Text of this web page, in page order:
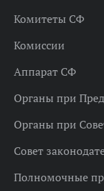
Комитеты СФ
Комиссии
Аппарат СФ
Органы при
Органы при
Совет
Полномочные